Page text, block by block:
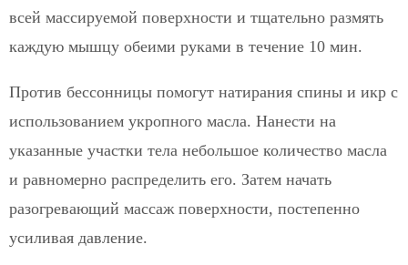
всей массируемой поверхности и тщательно размять
каждую мышцу обеими руками в течение 10 мин.
Против бессонницы помогут натирания спины и икр с
использованием укропного масла. Нанести на
указанные участки тела небольшое количество масла
и равномерно распределить его. Затем начать
разогревающий массаж поверхности, постепенно
усиливая давление.